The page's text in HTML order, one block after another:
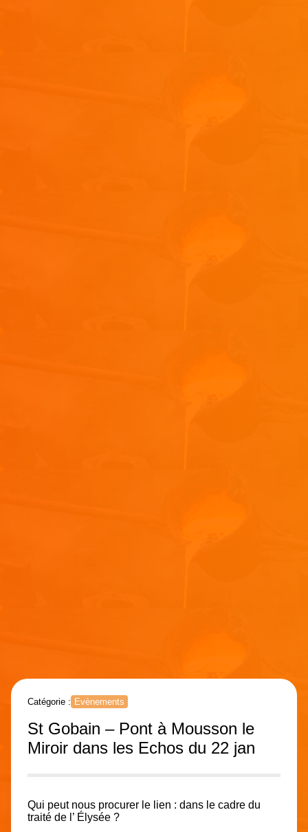
Catégorie : Evènements
St Gobain – Pont à Mousson le
Miroir dans les Echos du 22 jan
Qui peut nous procurer le lien : dans le cadre du
traité de l’ Élysée ?